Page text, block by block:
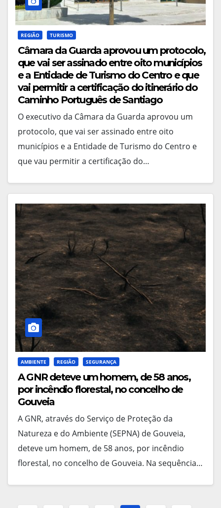
REGIÃO TURISMO
Câmara da Guarda aprovou um protocolo,
que vai ser assinado entre oito municípios
e a Entidade de Turismo do Centro e que
vai permitir a certificação do itinerário do
Caminho Português de Santiago
O executivo da Câmara da Guarda aprovou um
protocolo, que vai ser assinado entre oito
municípios e a Entidade de Turismo do Centro e
que vau permitir a certificação do…
AMBIENTE REGIÃO SEGURANÇA
A GNR deteve um homem, de 58 anos,
por incêndio florestal, no concelho de
Gouveia
A GNR, através do Serviço de Proteção da
Natureza e do Ambiente (SEPNA) de Gouveia,
deteve um homem, de 58 anos, por incêndio
florestal, no concelho de Gouveia. Na sequência…